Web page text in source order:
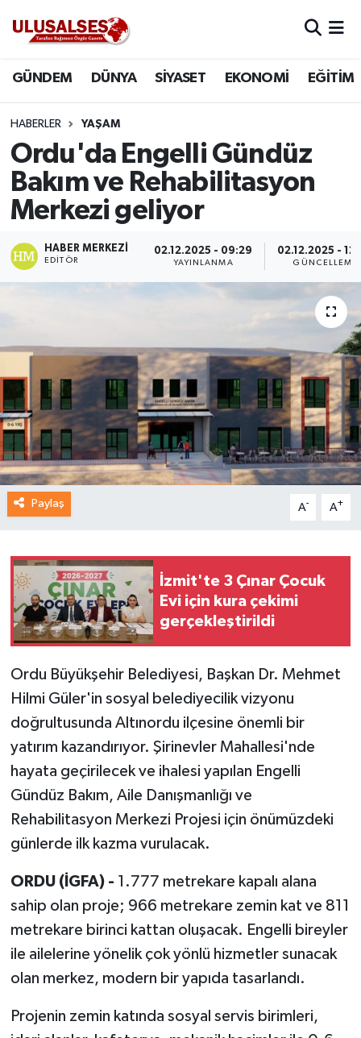
GÜNDEM DÜNYA SİYASET EKONOMİ EĞİTİM
HABERLER YAŞAM
Ordu'da Engelli Gündüz
Bakım ve Rehabilitasyon
Merkezi geliyor
HABER MERKEZI
EDITÖR
02.12.2025 - 09:29
YAYINLANMA
02.12.2025 -
GÜNCELLEME
Paylaş A- A+
İzmit'te 3 Çınar Çocuk
Evi için kura çekimi
gerçekleştirildi
Ordu Büyükşehir Belediyesi, Başkan Dr. Mehmet
Hilmi Güler'in sosyal belediyecilik vizyonu
doğrultusunda Altınordu ilçesine önemli bir
yatırım kazandırıyor. Şirinevler Mahallesi'nde
hayata geçirilecek ve ihalesi yapılan Engelli
Gündüz Bakım, Aile Danışmanlığı ve
Rehabilitasyon Merkezi Projesi için önümüzdeki
günlerde ilk kazma vurulacak.
ORDU (İGFA) - 1.777 metrekare kapalı alana
sahip olan proje; 966 metrekare zemin kat ve 811
metrekare birinci kattan oluşacak. Engelli bireyler
ile ailelerine yönelik çok yönlü hizmetler sunacak
olan merkez, modern bir yapıda tasarlandı.
Projenin zemin katında sosyal servis birimleri,
DÜNYA
SİYASET
EKONOMİ
SAĞLIK
SPOR
Trafik Durumu
Süper Lig Puan Durumu ve Fikstür
Tüm Manşetler
Son Dakika Haberleri
Haber Arşivi